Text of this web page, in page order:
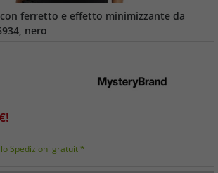
ferretto e effetto minimizzante da
nero
Spedizioni gratuiti*